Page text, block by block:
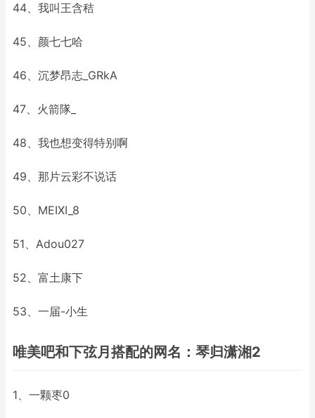
44、我叫王含秸
45、颜七七哈
46、沉梦昂志_GRkA
47、火箭隊_
48、我也想变得特别啊
49、那片云彩不说话
50、MEIXI_8
51、Adou027
52、富土康下
53、一届-小生
唯美吧和下弦月搭配的网名：琴归潇湘2
1、一颗枣0